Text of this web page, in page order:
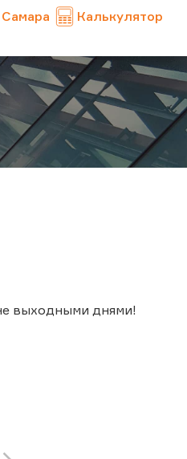
Самара Калькулятор
выходными днями!